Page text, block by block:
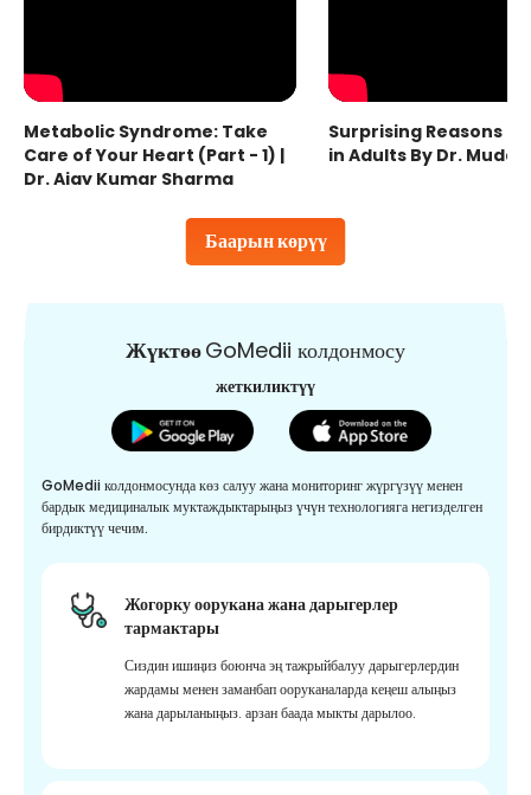
Баарын көрүү
Metabolic Syndrome: Take
Care of Your Heart (Part - 1) |
Dr. Ajay Kumar Sharma
Surprising Reasons
in Adults By Dr.
ЖүктөөGoMedii колдонмосу
жеткиликтүү
GoMedii колдонмосунда көз салуу жана мониторинг жүргүзүү менен
бардык медициналык муктаждыктарыңыз үчүн технологияга негизделген
бирдиктүү чечим.
Жогорку оорукана жана дарыгерлер
тармактары
Сиздин ишиңиз боюнча эң тажрыйбалуу дарыгерлердин
жардамы менен заманбап ооруканаларда кеңеш алыңыз
жана дарыланыңыз. арзан баада мыкты дарылоо.